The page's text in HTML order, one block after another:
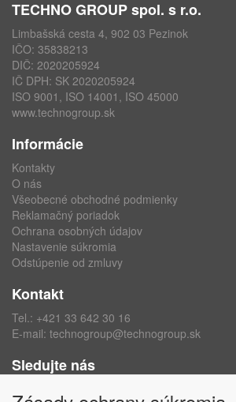
TECHNO GROUP spol. s r.o.
Limbašská cesta 4, 902 03 Pezinok
IČO: 35838213
DIČ: 2020205924
IČ DPH: SK 2020205924
ISO 9001, ISO 14001, ISO 45000
www.technogroup.sk
Informácie
Kontakty
O nás
Všeobecné obchodné podmienky
Reklamačný poriadok
Ochrana osobných údajov
Nastavenie súkromia
Odstúpenie od zmluvy
Kontakt
Tel.: +421 33 642 30 16
E-mail: technogroup@technogroup.sk
Sledujte nás